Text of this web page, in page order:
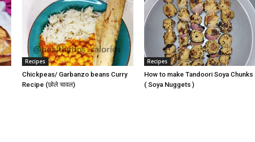
Recipes
Chickpeas/ Garbanzo beans Curry
Recipe (छोले चावल)
Recipes
How to make Tandoori Soya Chunks
( Soya Nuggets )